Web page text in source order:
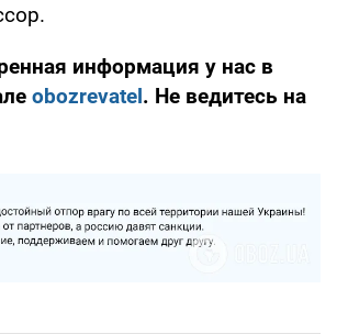
информация у нас в
obozrevatel. Не ведитесь на